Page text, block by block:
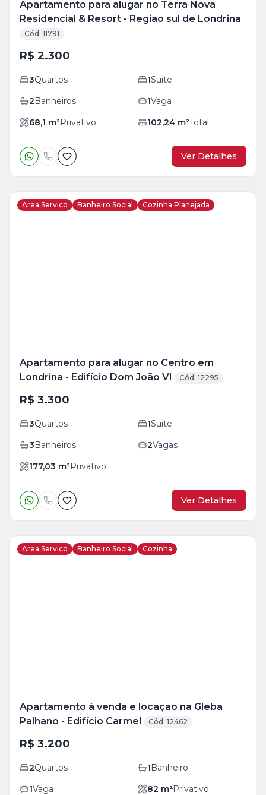
Apartamento para alugar no Terra Nova
Residencial & Resort - Região sul de Londrina
Cód. 11791
R$ 2.300
3Quartos 1Suíte
2Banheiros 1Vaga
68,1 m²Privativo 102,24 m²Total
Ver Detalhes
Area Servico Banheiro Social Cozinha Planejada
Apartamento para alugar no Centro em
Londrina - Edifício Dom João VI
Cód. 12295
R$ 3.300
3Quartos 1Suíte
3Banheiros 2Vagas
177,03 m²Privativo
Ver Detalhes
Area Servico Banheiro Social Cozinha
Apartamento à venda e locação na Gleba
Palhano - Edifício Carmel
Cód. 12462
R$ 3.200
2Quartos 1Banheiro
1Vaga 82 m²Privativo